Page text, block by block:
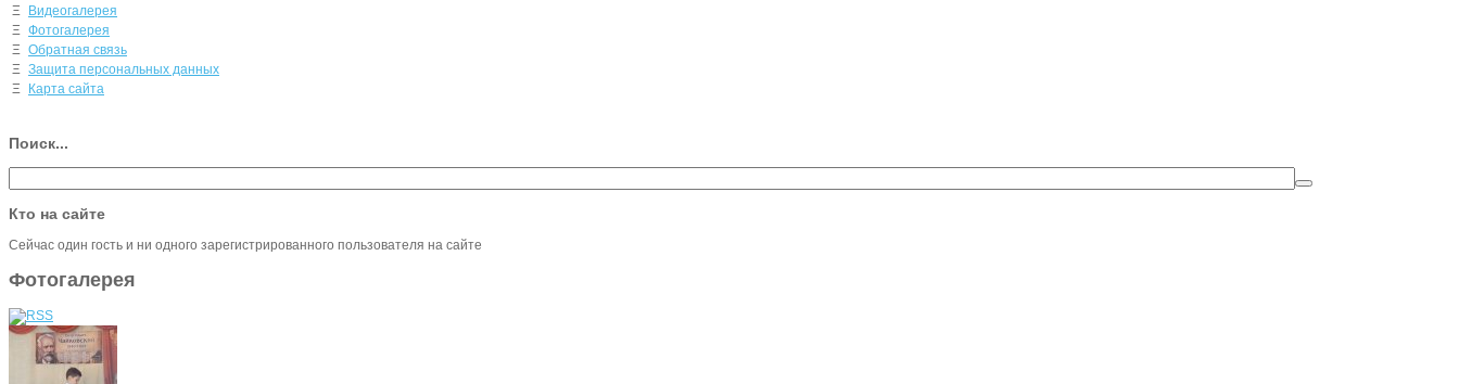
Ξ Видеогалерея
Ξ Фотогалерея
Ξ Обратная связь
Ξ Защита персональных данных
Ξ Карта сайта
Поиск...
Кто на сайте
Сейчас один гость и ни одного зарегистрированного пользователя на сайте
Фотогалерея